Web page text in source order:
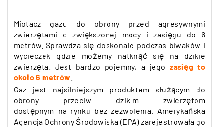
Miotacz gazu do obrony przed agresywnymi
zwierzętami o zwiększonej mocy i zasięgu do 6
metrów. Sprawdza się doskonale podczas biwaków i
wycieczek gdzie możemy natknąć się na dzikie
zwierzęta. Jest bardzo pojemny, a jego zasięg to
około 6 metrów
Gaz jest najsilniejszym produktem służącym do
obrony przeciw dzikim zwierzętom
dostępnym na rynku bez zezwolenia. Amerykańska
Agencja Ochrony Środowiska (EPA) zarejestrowała go